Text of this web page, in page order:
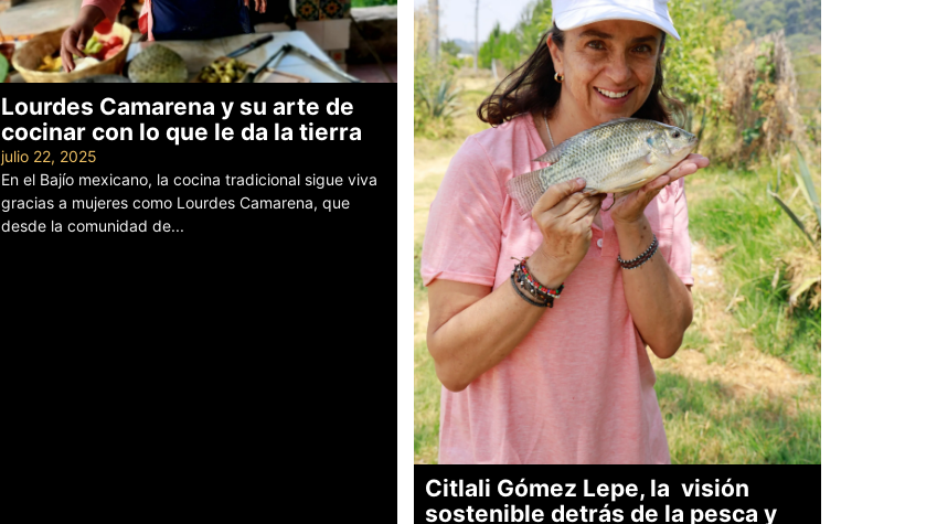
Lourdes Camarena y su arte de
cocinar con lo que le da la tierra
julio 22, 2025
En el Bajío mexicano, la cocina tradicional sigue viva
gracias a mujeres como Lourdes Camarena, que
desde la comunidad de...
Citlali Gómez Lepe, la visión
sostenible detrás de la pesca y